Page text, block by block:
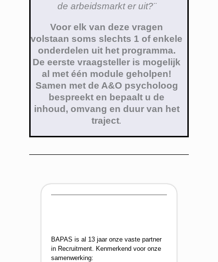
de arbeidsmarkt er uit?¨
Voor elk van deze vragen
volstaan soms slechts 1 of enkele
onderdelen uit het programma.
De eerste vraagsteller is mogelijk
al met één module geholpen!
Samen met de A&O psycholoog
bespreekt en bepaalt u de
inhoud, omvang en duur van het
traject.
BAPAS is al 13 jaar onze vaste partner
in Recruitment . Kenmerkend voor onze
samenwerking: